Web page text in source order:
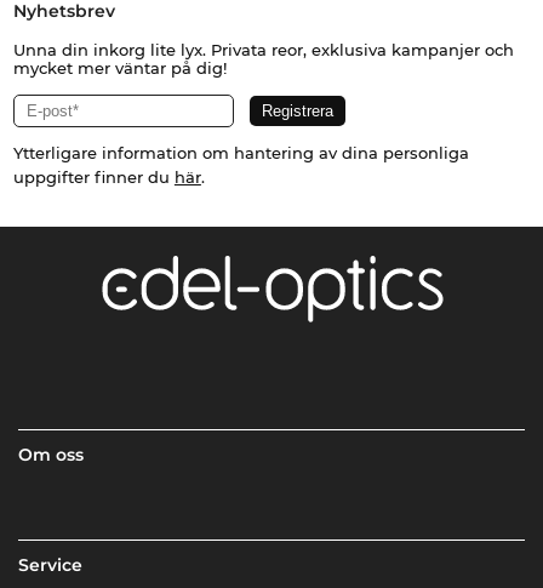
Nyhetsbrev
Unna din inkorg lite lyx. Privata reor, exklusiva kampanjer och
mycket mer väntar på dig!
Ytterligare information om hantering av dina personliga
uppgifter finner du här.
Om oss
Service